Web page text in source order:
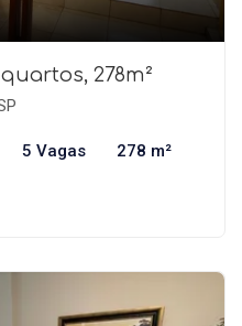
278m²
5 Vagas 278 m²